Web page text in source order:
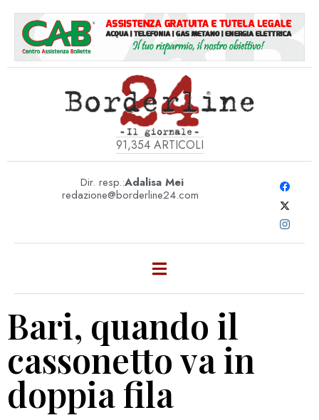
91,354ARTICOLI
Dir. resp.:Adalisa Mei
redazione@borderline24.com
Bari, quando il
cassonetto va in
doppia fila